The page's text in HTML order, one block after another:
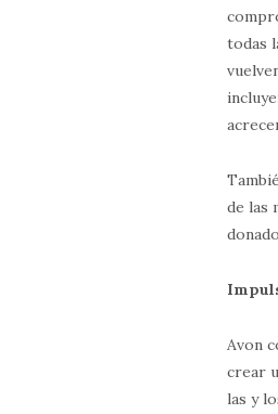
todas
de las
Avon
crear
las y